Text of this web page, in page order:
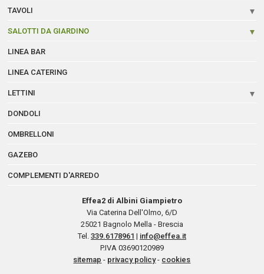
TAVOLI
SALOTTI DA GIARDINO
LINEA BAR
LINEA CATERING
LETTINI
DONDOLI
OMBRELLONI
GAZEBO
COMPLEMENTI D'ARREDO
Effea2 di Albini Giampietro
Via Caterina Dell'Olmo, 6/D
25021 Bagnolo Mella - Brescia
Tel. 339.6178961 | info@effea.it
P.IVA 03690120989
sitemap - privacy policy- cookies